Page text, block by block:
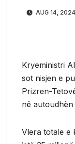
AUG 14, 2024
Kryeministri
sot nisjen e
Prizren-
në autoudhën
Vlera totale e